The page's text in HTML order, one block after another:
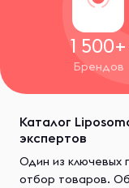
1 500+
Брендов
Каталог
экспертов
Один из ключевых
отбор товаров.